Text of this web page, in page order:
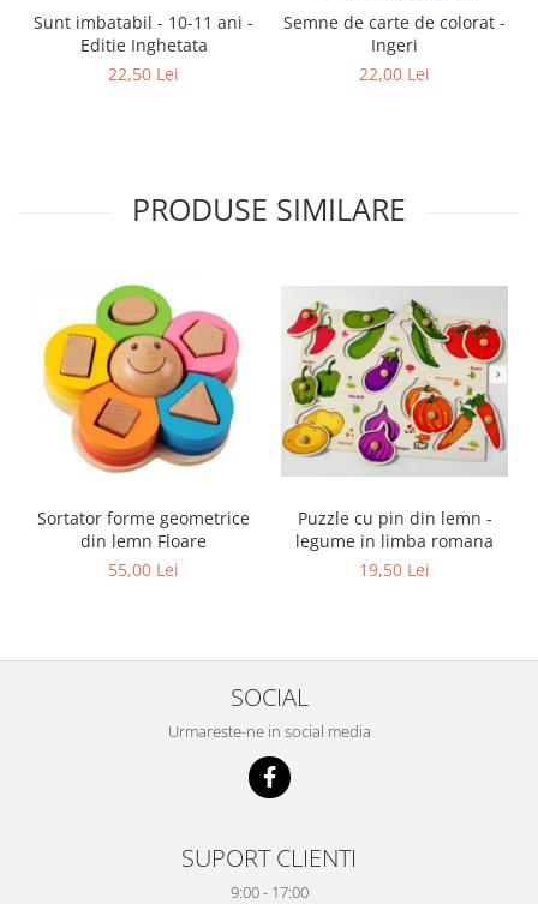
Sunt imbatabil - 10-11 ani -
Editie Inghetata
22,50 Lei
Semne de carte de colorat -
Ingeri
22,00 Lei
PRODUSE SIMILARE
Sortator forme geometrice
din lemn Floare
55,00 Lei
Puzzle cu pin din lemn -
legume in limba romana
19,50 Lei
SOCIAL
Urmareste-ne in social media
SUPORT CLIENTI
9:00 - 17:00